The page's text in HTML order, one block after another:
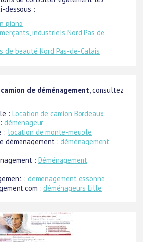
dessous :
piano
industriels Nord Pas de
de beauté Nord Pas-de-Calais
de déménagement , consultez
: Location de camion Bordeaux
déménageur
: location de monte-meuble
démenagement : déménagement
: Déménagement
: demenagement essonne
: déménageurs Lille